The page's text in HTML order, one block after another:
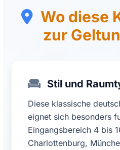
Wo diese
zur
Stil und
Diese klassische
eignet sich besonders
Eingangsbereich 4 bis
Charlottenburg,